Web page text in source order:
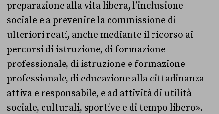
preparazione alla vita libera, l’inclusione
sociale e a prevenire la commissione di
ulteriori reati, anche mediante il ricorso ai
percorsi di istruzione, di formazione
professionale, di istruzione e formazione
professionale, di educazione alla cittadinanza
attiva e responsabile, e ad attività di utilità
sociale, culturali, sportive e di tempo libero».